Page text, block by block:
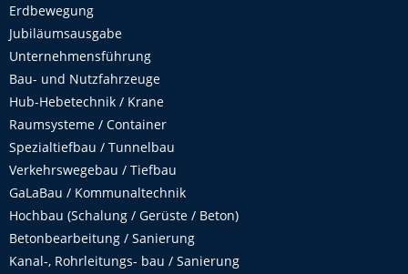
Erdbewegung
Jubiläumsausgabe
Unternehmensführung
Bau- und Nutzfahrzeuge
Hub-Hebetechnik / Krane
Raumsysteme / Container
Spezialtiefbau / Tunnelbau
Verkehrswegebau / Tiefbau
GaLaBau / Kommunaltechnik
Hochbau (Schalung / Gerüste / Beton)
Betonbearbeitung / Sanierung
Kanal-, Rohrleitungs- bau / Sanierung